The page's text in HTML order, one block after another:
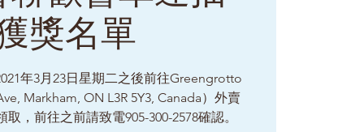
獎名單
年3月23日星期二之後前往Greengrotto
Markham, ON L3R 5Y3, Canada）外賣
，前往之前請致電905-300-2578確認。